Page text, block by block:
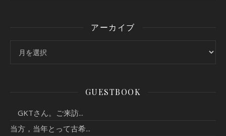
アーカイブ
GUESTBOOK
GKTさん。ご来訪...
当方，当年とって古希...